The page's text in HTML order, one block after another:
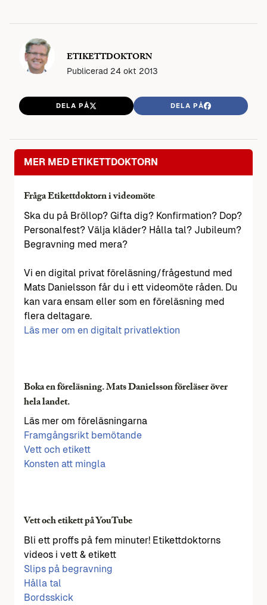
ETIKETTDOKTORN
Publicerad 24 okt 2013
DELA PÅ DELA PÅ
MER MED ETIKETTDOKTORN
Fråga Etikettdoktorn i videomöte
Ska du på Bröllop? Gifta dig? Konfirmation? Dop?
Personalfest? Välja kläder? Hålla tal? Jubileum?
Begravning med mera?
Vi en digital privat föreläsning/frågestund med
Mats Danielsson får du i ett videomöte råden. Du
kan vara ensam eller som en föreläsning med
flera deltagare.
Läs mer om en digitalt privatlektion
Boka en föreläsning. Mats Danielsson föreläser över
hela landet.
Läs mer om föreläsningarna
Framgångsrikt bemötande
Vett och etikett
Konsten att mingla
Vett och etikett på YouTube
Bli ett proffs på fem minuter! Etikettdoktorns
videos i vett & etikett
Slips på begravning
Hålla tal
Bordsskick